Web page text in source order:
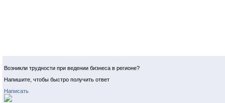
Возникли трудности при ведении бизнеса в регионе?
Напишите, чтобы быстро получить ответ
Написать